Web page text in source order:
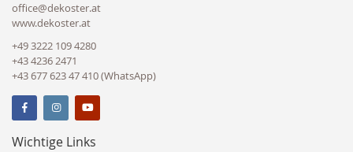
office@dekoster.at
www.dekoster.at
+49 3222 109 4280
+43 4236 2471
+43 677 623 47 410 (WhatsApp)
Wichtige Links